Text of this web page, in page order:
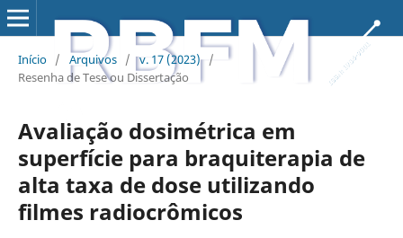
Início / Arquivos / v. 17 (2023)
/
Resenha de Tese ou Dissertação
Avaliação dosimétrica em
superfície para braquiterapia de
alta taxa de dose utilizando
filmes radiocrômicos